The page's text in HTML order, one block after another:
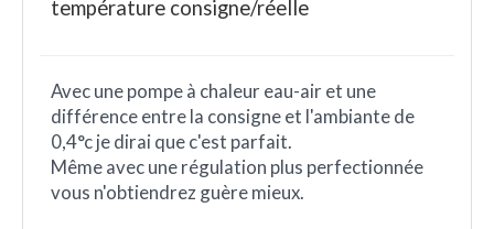
température consigne/réelle
Avec une pompe à chaleur eau-air et une
différence entre la consigne et l'ambiante de
0,4°c je dirai que c'est parfait.
Même avec une régulation plus perfectionnée
vous n'obtiendrez guère mieux.